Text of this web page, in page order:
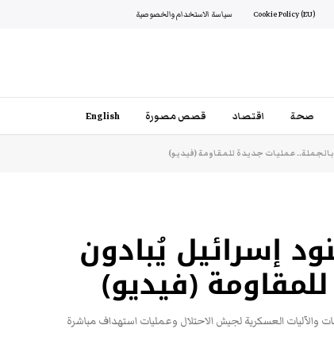
Cookie Policy (EU) سياسة الاستخدام والخصوصية
صحة اقتصاد قصص مصورة English
عمليات جديدة للمقاومة (فيديو)
إسرائيل يُبادون
(فيديو)
والآليات العسكرية لجيش الاحتلال وعمليات استهداف مباشرة